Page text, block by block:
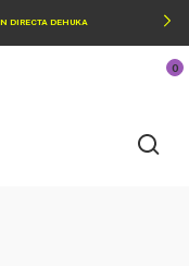
DIRECTA DEHUKA
0